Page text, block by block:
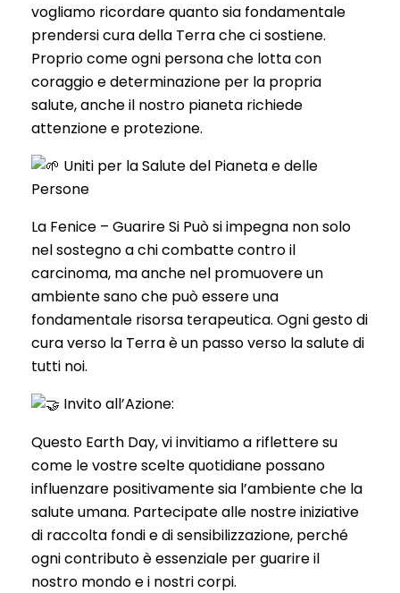
vogliamo ricordare quanto sia fondamentale
prendersi cura della Terra che ci sostiene.
Proprio come ogni persona che lotta con
coraggio e determinazione per la propria
salute, anche il nostro pianeta richiede
attenzione e protezione.
Uniti per la Salute del Pianeta e delle
Persone
La Fenice – Guarire Si Può si impegna non solo
nel sostegno a chi combatte contro il
carcinoma, ma anche nel promuovere un
ambiente sano che può essere una
fondamentale risorsa terapeutica. Ogni gesto di
cura verso la Terra è un passo verso la salute di
tutti noi.
Invito all’Azione:
Questo Earth Day, vi invitiamo a riflettere su
come le vostre scelte quotidiane possano
influenzare positivamente sia l’ambiente che la
salute umana. Partecipate alle nostre iniziative
di raccolta fondi e di sensibilizzazione, perché
ogni contributo è essenziale per guarire il
nostro mondo e i nostri corpi.